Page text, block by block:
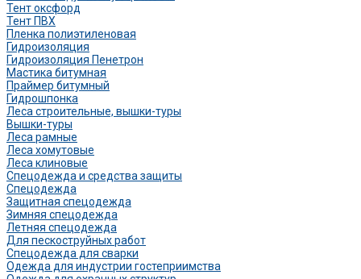
Тент оксфорд
Тент ПВХ
Пленка полиэтиленовая
Гидроизоляция
Гидроизоляция Пенетрон
Мастика битумная
Праймер битумный
Гидрошпонка
Леса строительные, вышки-туры
Вышки-туры
Леса рамные
Леса хомутовые
Леса клиновые
Спецодежда и средства защиты
Спецодежда
Защитная спецодежда
Зимняя спецодежда
Летняя спецодежда
Для пескоструйных работ
Спецодежда для сварки
Одежда для индустрии гостеприимства